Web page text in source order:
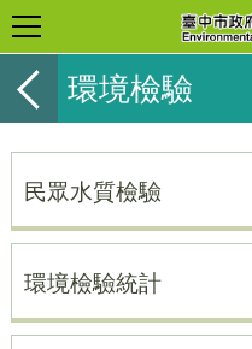
環境檢驗
民眾水質檢驗
環境檢驗統計